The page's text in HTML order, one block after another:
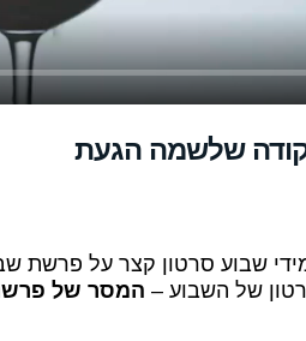
שלשמה הגעת
שבוע סרטון קצר על פרשת
של השבוע – המסר של